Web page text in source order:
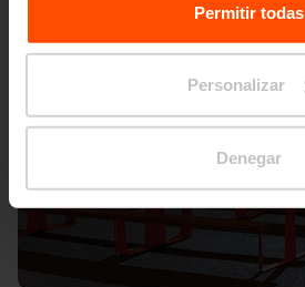
Processing Personal Data.Permitir todas
Personalizar
Denegar